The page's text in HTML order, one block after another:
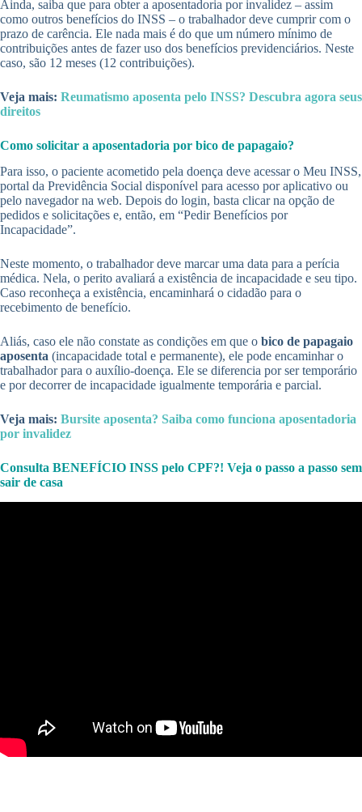
Ainda, saiba que para obter a aposentadoria por invalidez – assim
como outros benefícios do INSS – o trabalhador deve cumprir com o
prazo de carência. Ele nada mais é do que um número mínimo de
contribuições antes de fazer uso dos benefícios previdenciários. Neste
caso, são 12 meses (12 contribuições).
Veja mais: Reumatismo aposenta pelo INSS? Descubra agora seus
direitos
Como solicitar a aposentadoria por bico de papagaio?
Para isso, o paciente acometido pela doença deve acessar o Meu INSS,
portal da Previdência Social disponível para acesso por aplicativo ou
pelo navegador na web. Depois do login, basta clicar na opção de
pedidos e solicitações e, então, em “Pedir Benefícios por
Incapacidade”.
Neste momento, o trabalhador deve marcar uma data para a perícia
médica. Nela, o perito avaliará a existência de incapacidade e seu tipo.
Caso reconheça a existência, encaminhará o cidadão para o
recebimento de benefício.
Aliás, caso ele não constate as condições em que o bico de papagaio
aposenta (incapacidade total e permanente), ele pode encaminhar o
trabalhador para o auxílio-doença. Ele se diferencia por ser temporário
e por decorrer de incapacidade igualmente temporária e parcial.
Veja mais: Bursite aposenta? Saiba como funciona aposentadoria
por invalidez
Consulta BENEFÍCIO INSS pelo CPF?! Veja o passo a passo sem
sair de casa